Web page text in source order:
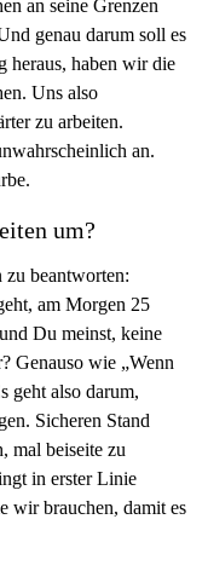
an seine Grenzen
genau darum soll es
heraus, haben wir die
Uns also
zu arbeiten.
an.
um?
beantworten:
am Morgen 25
Du meinst, keine
Genauso wie „Wenn
geht also darum,
Sicheren Stand
mal beiseite zu
in erster Linie
wir brauchen, damit es